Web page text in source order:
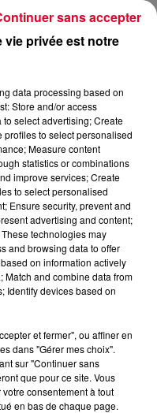
Jean-Baptiste Blandin
vie privée est notre
data processing based on
Store and/or access
select advertising; Create
to select personalised
Measure content
statistics or combinations
improve services; Create
to select personalised
Ensure security, prevent and
advertising and content;
technologies may
and browsing data to offer
on information actively
and combine data from
Identify devices based on
et fermer", ou affiner en
dans "Gérer mes choix".
sur "Continuer sans
que pour ce site. Vous
consentement à tout
en bas de chaque page.
sans accepter